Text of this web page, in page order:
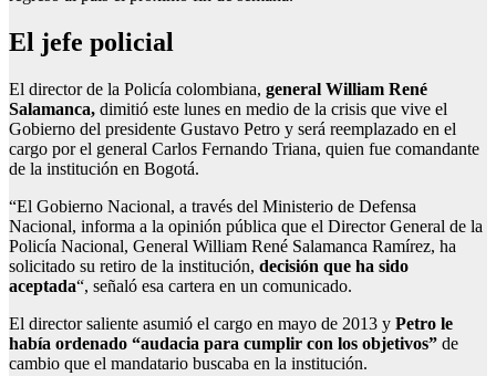
El jefe policial
El director de la Policía colombiana, general William René
Salamanca, dimitió este lunes en medio de la crisis que vive el
Gobierno del presidente Gustavo Petro y será reemplazado en el
cargo por el general Carlos Fernando Triana, quien fue comandante
de la institución en Bogotá.
“El Gobierno Nacional, a través del Ministerio de Defensa
Nacional, informa a la opinión pública que el Director General de la
Policía Nacional, General William René Salamanca Ramírez, ha
solicitado su retiro de la institución, decisión que ha sido
aceptada“, señaló esa cartera en un comunicado.
El director saliente asumió el cargo en mayo de 2013 y Petro le
había ordenado “audacia para cumplir con los objetivos” de
cambio que el mandatario buscaba en la institución.